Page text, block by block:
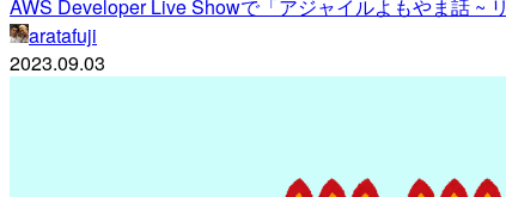
AWS Developer Live Showで「アジャイルよもやま話 ~
aratafuji
2023.09.03